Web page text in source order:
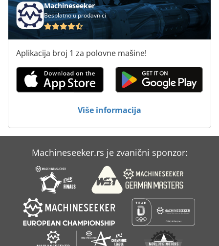
Machineseeker
Besplatno u prodavnici
Aplikacija broj 1 za polovne mašine!
Više informacija
Machineseeker.rs je zvanični sponzor: